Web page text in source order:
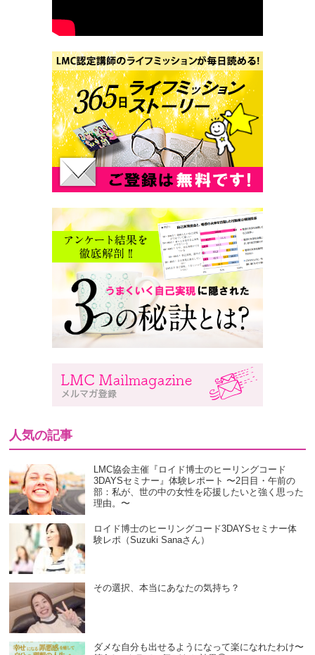
人気の記事
LMC協会主催『ロイド博士のヒーリングコード
3DAYSセミナー』体験レポート 〜2日目・午前の
部：私が、世の中の女性を応援したいと強く思った
理由。〜
ロイド博士のヒーリングコード3DAYSセミナー体
験レポ（Suzuki Sanaさん）
その選択、本当にあなたの気持ち？
ダメな自分も出せるようになって楽になれたわけ〜